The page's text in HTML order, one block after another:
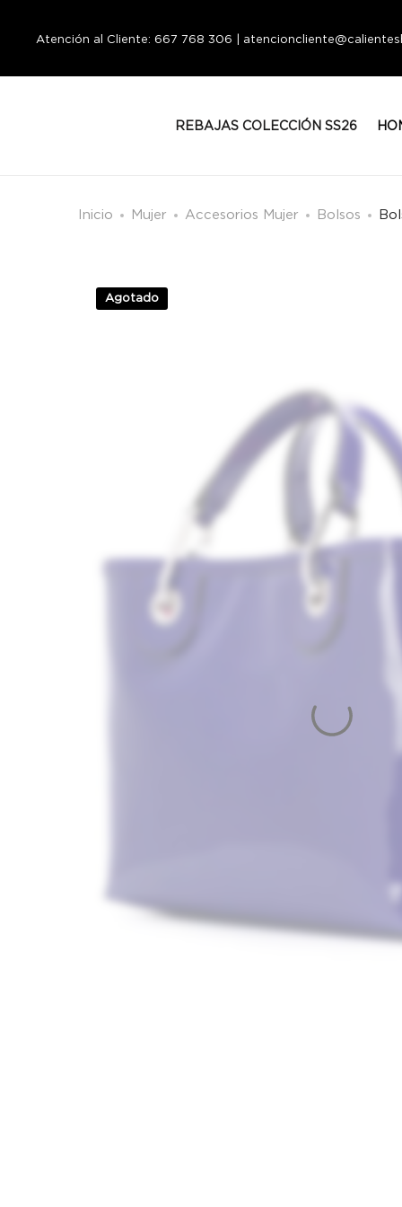
Atención al Cliente: 667 768 306 |
REBAJAS COLECCIÓN SS26
Inicio Mujer Accesorios Mujer Bolsos
Agotado